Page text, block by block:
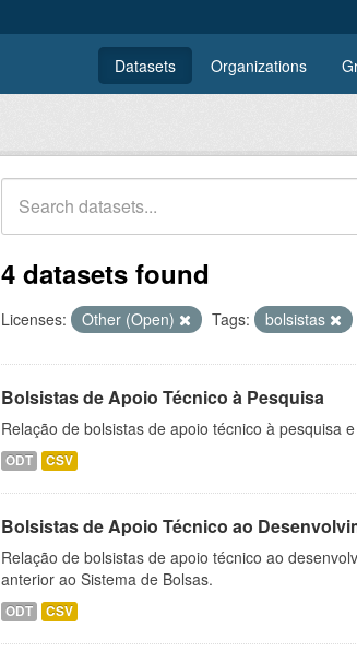
Datasets Organizations
4 datasets found
Licenses: Other (Open) Tags: bolsistas
Bolsistas de Apoio Técnico à Pesquisa
Relação de bolsistas de apoio técnico à pesquisa
ODT CSV
Bolsistas de Apoio Técnico ao
Relação de bolsistas de apoio técnico ao
anterior ao Sistema de Bolsas.
ODT CSV